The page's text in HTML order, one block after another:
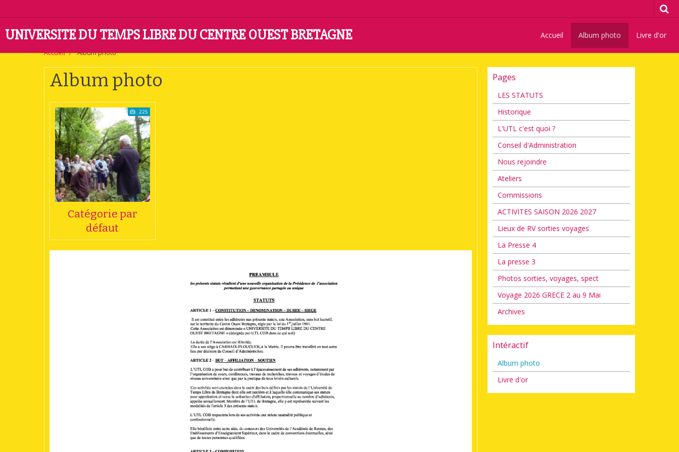
UNIVERSITE DU TEMPS LIBRE DU CENTRE OUEST BRETAGNE Accueil Album photo Livre d'or
Accueil Album photo
Album photo
225
Catégorie par
défaut
Pages
LES STATUTS
Historique
L'UTL c'est quoi ?
Conseil d'Administration
Nous rejoindre
Ateliers
Commissions
ACTIVITES SAISON 2026 2027
Lieux de RV sorties voyages
La Presse 4
La presse 3
Photos sorties, voyages, spect
Voyage 2026 GRECE 2 au 9 Mai
Archives
Intéractif
Album photo
Livre d'or